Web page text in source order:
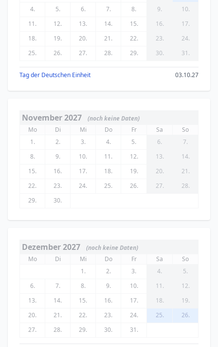
4.
5. 6. 7. 8. 9.
10.
11.
12. 13. 14. 15. 16.
17.
18.
19. 20. 21. 22. 23.
24.
25.
26. 27. 28. 29. 30. 31.
Tag der Deutschen Einheit 03.10.27
November 2027
(noch keine Daten)
Mo
Di Mi Do Fr Sa
So
1.
2. 3. 4. 5. 6.
7.
8.
9. 10. 11. 12. 13.
14.
15.
16. 17. 18. 19. 20.
21.
22.
23. 24. 25. 26. 27.
28.
29.
30.
Dezember 2027
(noch keine Daten)
Mo
Di Mi Do Fr Sa
So
1.
2. 3. 4.
5.
6.
7. 8. 9. 10. 11.
12.
13.
14. 15. 16. 17. 18.
19.
20.
21. 22. 23. 24. 25.
26.
27.
28. 29. 30. 31.